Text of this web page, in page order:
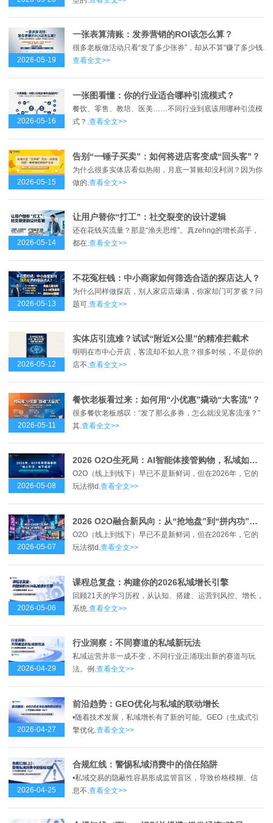
2026-05-19
一张表算清账：发券营销的ROI该怎么算？
很多老板做活动只看“发了多少张券”，却从不算“赚了多少钱.
查看全文>>
2026-05-16
一张图看懂：你的行业适合哪种引流模式？
餐饮、零售、教培、医美……不同行业到底该用哪种引流模
式？.查看全文>>
2026-05-15
告别“一锤子买卖”：如何将进店客变成“回头客”？
为什么很多实体店看似热闹，月底一算账却没利润？因为你
做的. 查看全文>>
2026-05-14
让用户替你“打工”：社交裂变的设计逻辑
还在花钱买流量？那是“渔夫思维”。真zehng的增长高手，
都在.查看全文>>
2026-05-13
不花冤枉钱：中小商家如何筛选合适的探店达人？
为什么同样做探店，别人家店店爆满，你家却门可罗雀？问
题可. 查看全文>>
2026-05-12
实体店引流难？试试“附近X公里”的精准拦截术
明明在市中心开店，客流却不如人意？很多时候，不是你的
店不.查看全文>>
2026-05-11
餐饮老板看过来：如何用“小优惠”撬动“大客流”？
很多餐饮老板感叹：“发了那么多券，怎么就没见客流涨？”
其.查看全文>>
2026-05-08
2026 O2O生死局：AI智能体接管购物，私域如何接招？
O2O（线上到线下）早已不是新鲜词，但在2026年，它的
玩法彻d.查看全文>>
2026-05-07
2026 O2O融合新风向：从“抢地盘”到“拼内功”，谁在领跑？
O2O（线上到线下）早已不是新鲜词，但在2026年，它的
玩法彻d.查看全文>>
2026-05-06
课程总复盘：构建你的2026私域增长引擎
回顾21天的学习历程，从认知、搭建、运营到风控、增长，
系统. 查看全文>>
2026-04-29
行业洞察：不同赛道的私域新玩法
私域运营并非一成不变，不同行业正涌现出新的赛道与玩
法。例.查看全文>>
2026-04-27
前沿趋势：GEO优化与私域的联动增长
•随着技术发展，私域增长有了新的可能。GEO（生成式引
擎优化.查看全文>>
2026-04-25
合规红线：警惕私域消费中的信任陷阱
•私域交易的隐蔽性容易形成监管盲区，导致价格模糊、信
息不.查看全文>>